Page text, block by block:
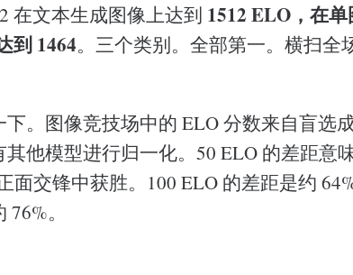
在文本生成图像上达到 1512 ELO，在
到 1464。三个类别。全部第一。横扫全
。图像竞技场中的 ELO 分数来自盲选
他模型进行归一化。50 ELO 的差距意
面交锋中获胜。100 ELO 的差距是约
。